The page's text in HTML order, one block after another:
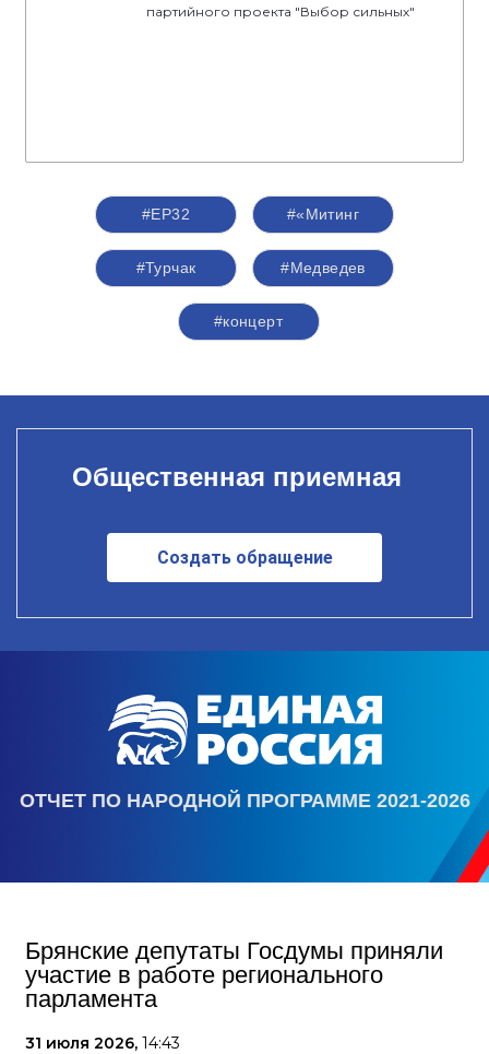
партийного проекта "Выбор сильных"
#ЕР32 #«Митинг
#Турчак #Медведев
#концерт
Общественная приемная
Создать обращение
ОТЧЕТ ПО НАРОДНОЙ ПРОГРАММЕ 2021-2026
Брянские депутаты Госдумы приняли
участие в работе регионального
парламента
31 июля 2026, 14:43